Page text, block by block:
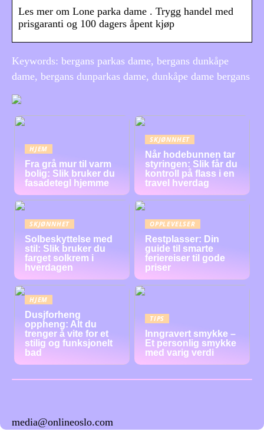
Les mer om Lone parka dame . Trygg handel med
prisgaranti og 100 dagers åpent kjøp
Keywords: bergans parkas dame, bergans dunkåpe
dame, bergans dunparkas dame, dunkåpe dame bergans
HJEM
Fra grå mur til varm
bolig: Slik bruker du
fasadetegl hjemme
SKJØNNHET
Når hodebunnen tar
styringen: Slik får du
kontroll på flass i en
travel hverdag
SKJØNNHET
Solbeskyttelse med
stil: Slik bruker du
farget solkrem i
hverdagen
OPPLEVELSER
Restplasser: Din
guide til smarte
feriereiser til gode
priser
HJEM
Dusjforheng
oppheng: Alt du
trenger å vite for et
stilig og funksjonelt
bad
TIPS
Inngravert smykke –
Et personlig smykke
med varig verdi
media@onlineoslo.com